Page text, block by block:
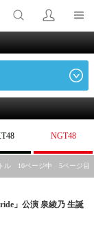
NGT48
ル 10ページ中 5ページ目
」公演 泉綾乃 生誕